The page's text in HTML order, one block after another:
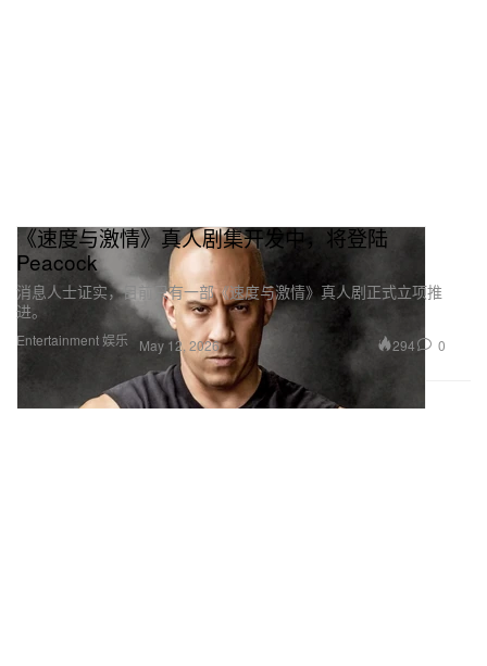
Entertainment 娱乐
《速度与激情》真人剧集开发中，将登陆
Peacock
消息人士证实，目前只有一部《速度与激情》真人剧正式立项推
进。
May 12, 2026 294 0